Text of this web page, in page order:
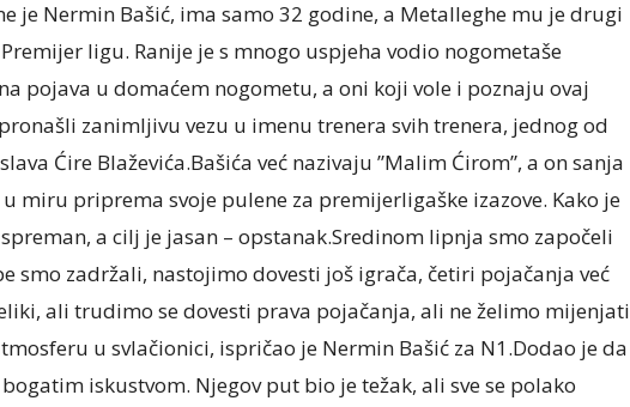
je Nermin Bašić, ima samo 32 godine, a Metalleghe mu je drugi
ligu. Ranije je s mnogo uspjeha vodio nogometaše
pojava u domaćem nogometu, a oni koji vole i poznaju ovaj
zanimljivu vezu u imenu trenera svih trenera, jednog od
Ćire Blaževića.Bašića već nazivaju ”Malim Ćirom”, a on sanja
miru priprema svoje pulene za premijerligaške izazove. Kako je
a cilj je jasan – opstanak.Sredinom lipnja smo započeli
smo zadržali, nastojimo dovesti još igrača, četiri pojačanja već
ali trudimo se dovesti prava pojačanja, ali ne želimo mijenjati
u svlačionici, ispričao je Nermin Bašić za N1.Dodao je da
iskustvom. Njegov put bio je težak, ali sve se polako